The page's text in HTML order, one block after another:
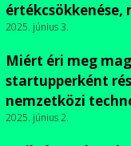
értékcsökkenése,
2025. június 3.
Miért éri meg
startupperként
nemzetközi
2025. június 2.